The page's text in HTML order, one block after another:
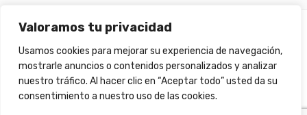
Valoramos tu privacidad
Usamos cookies para mejorar su experiencia de navegación,
mostrarle anuncios o contenidos personalizados y analizar
nuestro tráfico. Al hacer clic en “Aceptar todo” usted da su
consentimiento a nuestro uso de las cookies.
Gabilondo sport